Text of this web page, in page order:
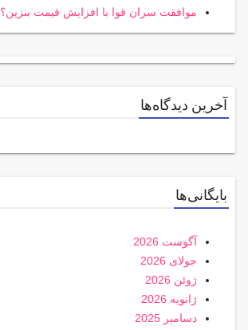
موافقت سران قوا با افزایش قیمت بنزین؟
آخرین دیدگاه‌ها
بایگانی‌ها
آگوست 2026
جولای 2026
ژوئن 2026
ژانویه 2026
دسامبر 2025